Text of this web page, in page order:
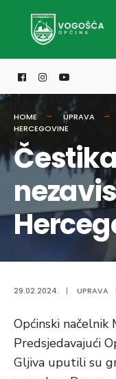
HOME UPRAVA
HERCEGOVINE
29.02.2024. | UPRAVA
Općinski načelnik
Predsjedavajući
Gljiva uputili su
for: